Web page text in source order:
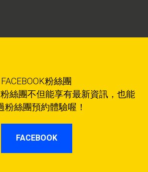
FACEBOOK粉絲團
絲團不但能享有最新資訊，也能
粉絲團預約體驗喔！
FACEBOOK